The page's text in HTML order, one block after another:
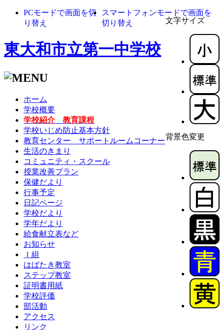
文字サイズ
背景色変更
PCモードで画面を切
り替え
スマートフォンモードで画面を
切り替え
東大和市立第一中学校
ホーム
学校概要
学校紹介 教育課程
学校いじめ防止基本方針
教育センター サポートルームコーナー
生活のきまり
コミュニティ・スクール
授業改善プラン
保健だより
行事予定
日記ページ
学校だより
学年だより
給食献立表など
お知らせ
Ｉ組
はばたき教室
ステップ教室
証明書用紙
学校評価
部活動
アクセス
リンク